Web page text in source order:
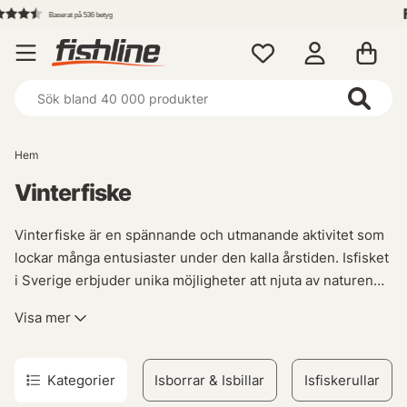
Hem
Vinterfiske
Vinterfiske är en spännande och utmanande aktivitet som
lockar många entusiaster under den kalla årstiden. Isfisket
i Sverige erbjuder unika möjligheter att njuta av naturen
här på vår plattform hittar du allt du behöver för en
framgångsrik fisketur på isen. Från isolerade popup-tält till
Visa mer
Kategorier Isborrar & Isbillar Isfiskerullar